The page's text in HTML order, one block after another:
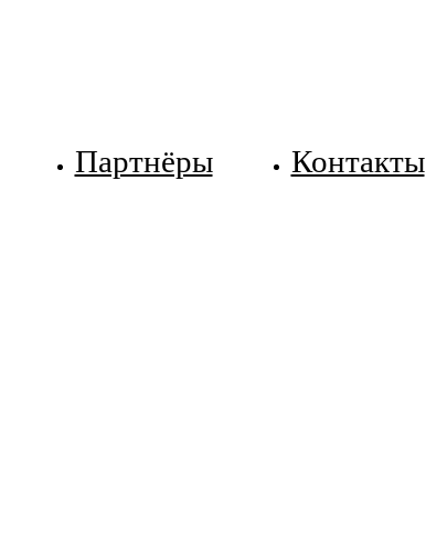
Партнёры Контакты